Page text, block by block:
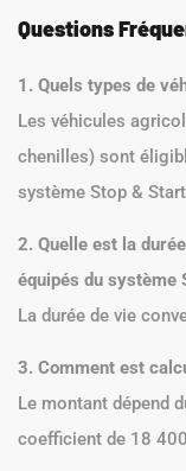
Questions
1. Quels types de
Les véhicules
chenilles) sont
système Stop &
2. Quelle est la
équipés du système
La durée de vie
3. Comment est
Le montant dépend
coefficient de 18